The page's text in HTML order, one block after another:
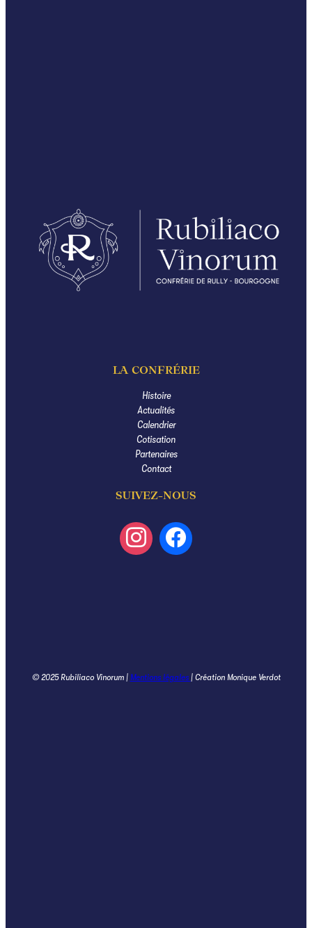
LA CONFRÉRIE
Histoire
Actualités
Calendrier
Cotisation
Partenaires
Contact
SUIVEZ-NOUS
© 2025 Rubiliaco Vinorum | Mentions légales | Création Monique Verdot